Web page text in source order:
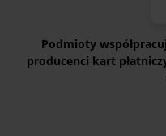
Podmioty
producenci kart